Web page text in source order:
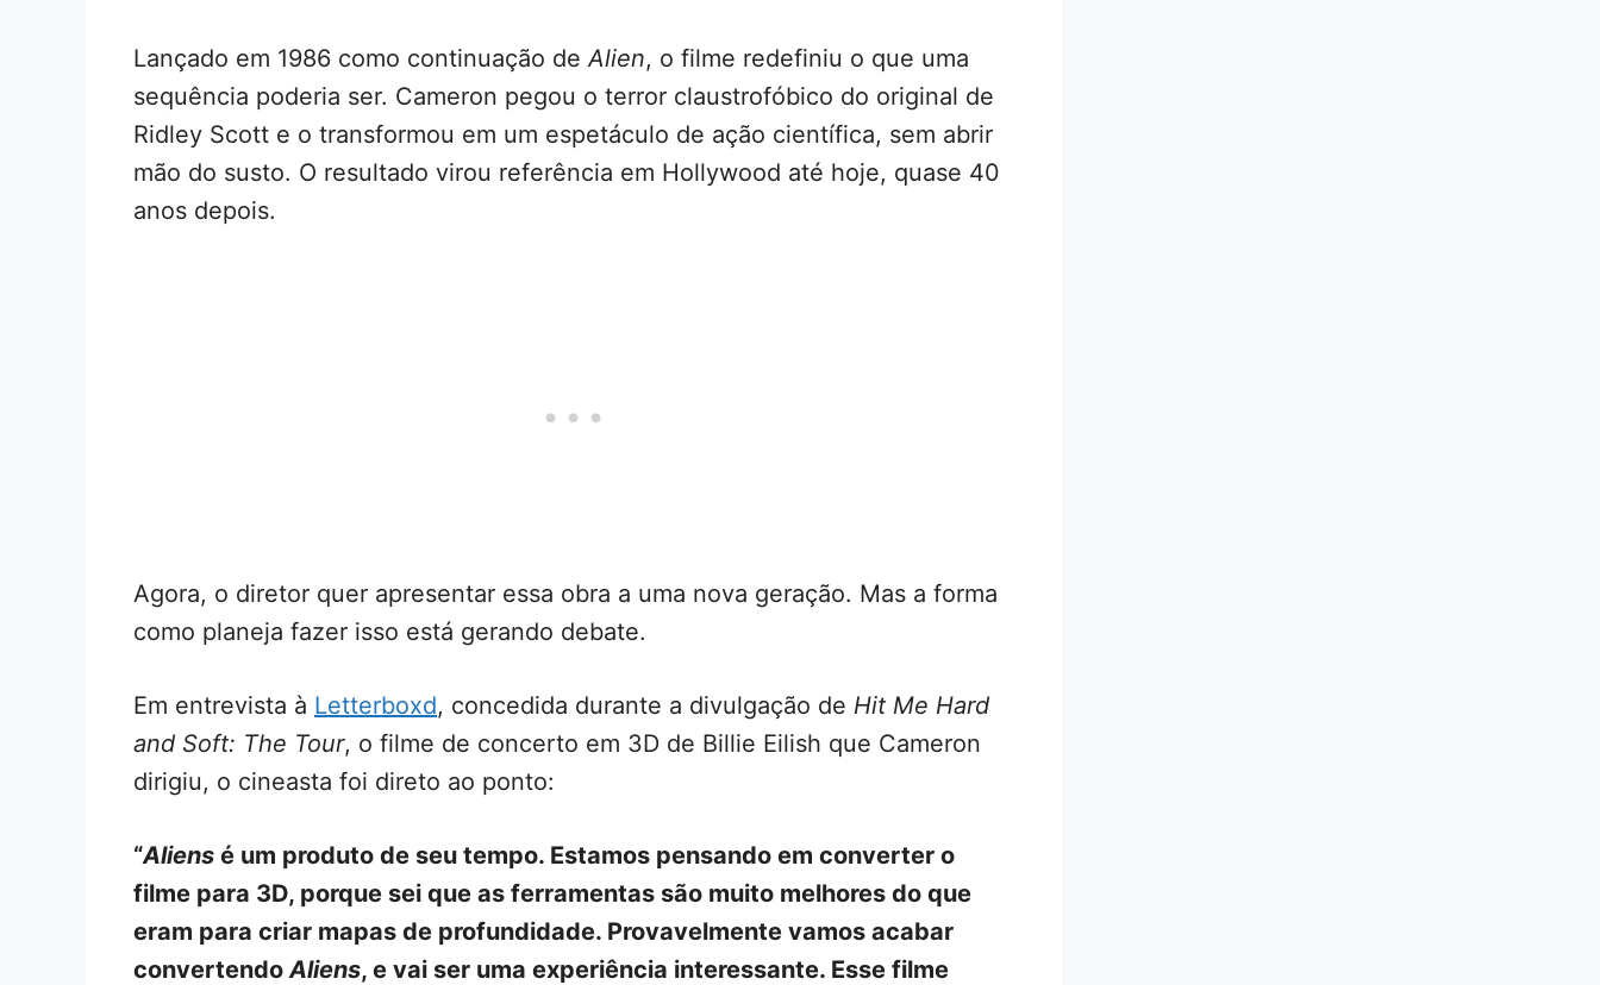
Lançado em 1986 como continuação de Alien, o filme redefiniu o que uma
sequência poderia ser. Cameron pegou o terror claustrofóbico do original de
Ridley Scott e o transformou em um espetáculo de ação científica, sem abrir
mão do susto. O resultado virou referência em Hollywood até hoje, quase 40
anos depois.
Agora, o diretor quer apresentar essa obra a uma nova geração. Mas a forma
como planeja fazer isso está gerando debate.
Em entrevista à Letterboxd, concedida durante a divulgação de Hit Me Hard
and Soft: The Tour, o filme de concerto em 3D de Billie Eilish que Cameron
dirigiu, o cineasta foi direto ao ponto:
“Aliens é um produto de seu tempo. Estamos pensando em converter o
filme para 3D, porque sei que as ferramentas são muito melhores do que
eram para criar mapas de profundidade. Provavelmente vamos acabar
convertendo Aliens, e vai ser uma experiência interessante. Esse filme